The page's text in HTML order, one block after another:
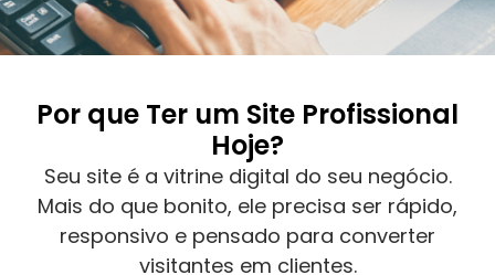
Por que Ter um Site Profissional
Hoje?
Seu site é a vitrine digital do seu negócio.
Mais do que bonito, ele precisa ser rápido,
responsivo e pensado para converter
visitantes em clientes.